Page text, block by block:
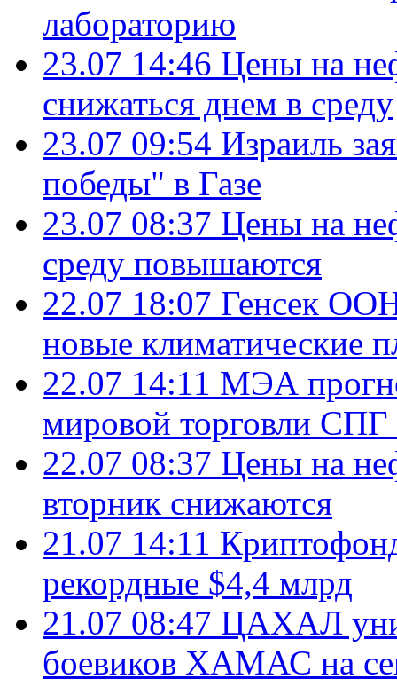
лабораторию
23.07 14:46 Цены на
снижаться днем в среду
23.07 09:54 Израиль
победы" в Газе
23.07 08:37 Цены на
среду повышаются
22.07 18:07 Генсек ООН
новые климатические
22.07 14:11 МЭА
мировой торговли СПГ
22.07 08:37 Цены на
вторник снижаются
21.07 14:11
рекордные $4,4 млрд
21.07 08:47 ЦАХАЛ
боевиков ХАМАС на